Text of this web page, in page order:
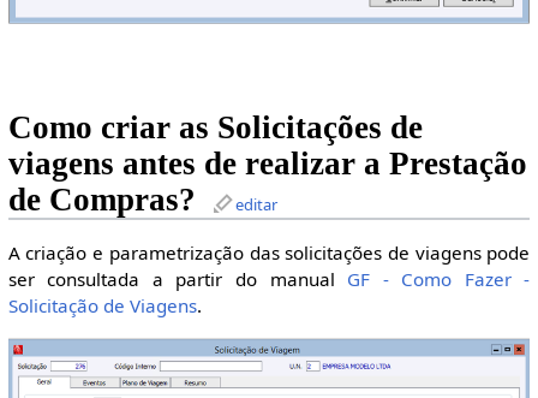
Como criar as Solicitações de
viagens antes de realizar a Prestação
de Compras?
editar
A criação e parametrização das solicitações de viagens pode
ser consultada a partir do manual GF - Como Fazer -
Solicitação de Viagens.